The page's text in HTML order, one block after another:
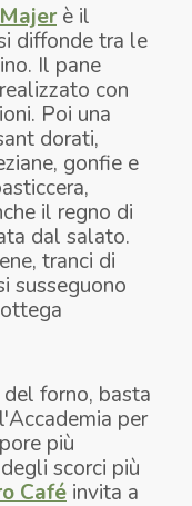
Majer è il
diffonde tra le
Il pane
con
Poi una
dorati,
gonfie e
il regno di
dal salato.
tranci di
susseguono
forno, basta
per
più
scorci più
Café invita a